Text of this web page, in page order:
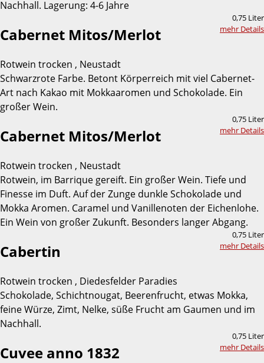
Nachhall. Lagerung: 4-6 Jahre
0,75 Liter
mehr Details
Cabernet Mitos/Merlot
Rotwein trocken , Neustadt
Schwarzrote Farbe. Betont Körperreich mit viel Cabernet-
Art nach Kakao mit Mokkaaromen und Schokolade. Ein
großer Wein.
0,75 Liter
mehr Details
Cabernet Mitos/Merlot
Rotwein trocken , Neustadt
Rotwein, im Barrique gereift. Ein großer Wein. Tiefe und
Finesse im Duft. Auf der Zunge dunkle Schokolade und
Mokka Aromen. Caramel und Vanillenoten der Eichenlohe.
Ein Wein von großer Zukunft. Besonders langer Abgang.
0,75 Liter
mehr Details
Cabertin
Rotwein trocken , Diedesfelder Paradies
Schokolade, Schichtnougat, Beerenfrucht, etwas Mokka,
feine Würze, Zimt, Nelke, süße Frucht am Gaumen und im
Nachhall.
0,75 Liter
mehr Details
Cuvee anno 1832